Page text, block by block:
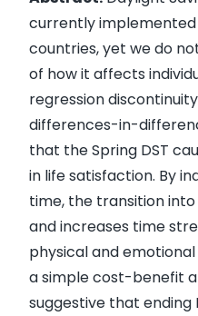
currently
countries, yet we do
of how it affects
regression
differences-in-
that the Spring DST
in life satisfaction. By
time, the transition
and increases time
physical and
a simple cost-benefit
suggestive that ending